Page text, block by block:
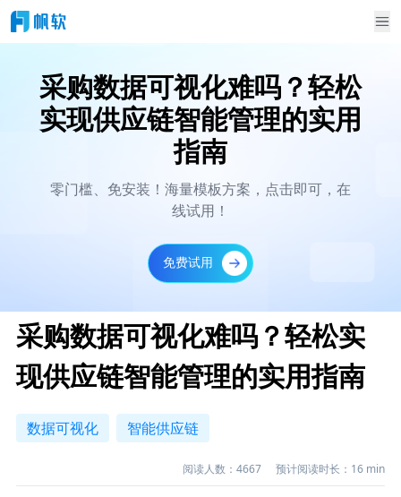
采购数据可视化难吗？轻松
实现供应链智能管理的实用
指南
零门槛、免安装！海量模板方案，点击即可，在
线试用！
免费试用
采购数据可视化难吗？轻松实
现供应链智能管理的实用指南
数据可视化 智能供应链
阅读人数： 4667 预计阅读时长： 16 min